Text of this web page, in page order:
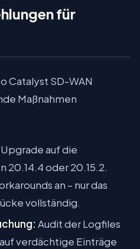
für
Catalyst SD-WAN
Maßnahmen
auf die
20.14.4 oder 20.15.2.
an – nur das
vollständig.
Audit der Logfiles
auf verdächtige Einträge